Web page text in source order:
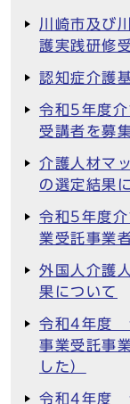
川崎市及び
護実践研修
認知症介護
令和5年度
受講者を募
介護人材マ
の選定結果
令和5年度
業受託事業
外国人介護
果について
令和4年度
事業受託事
した）
令和4年度